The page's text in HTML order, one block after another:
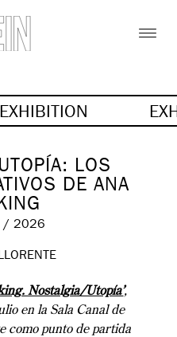
EXHIBITION
LOS
DE ANA
/ 2026
Nostalgia/Utopía’,
en la Sala Canal de
como punto de partida